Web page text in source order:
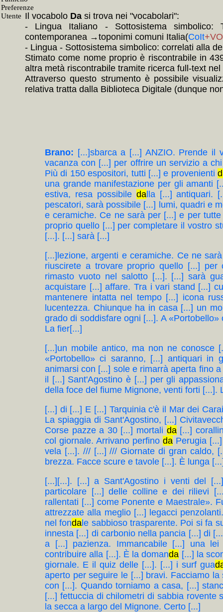
Il vocabolo Da si trova nei "vocabolari":
- Lingua Italiano - Sottosistema simbolico:
contemporanea →toponimi comuni Italia(CoIt
- Lingua - Sottosistema simbolico: correlati alla
Stimato come nome proprio è riscontrabile in
altra metà riscontrabile tramite ricerca full-text
Attraverso questo strumento è possibile
relativa tratta dalla Biblioteca Digitale (dunque
Brano: [...]sbarca a [...] ANZIO. Prende il
vacanza con [...] per offrire un servizio a
Più di 150 espositori, tutti [...] e provenienti
una grande manifestazione per gli amanti
estiva, resa possibile dalla [...] antiquari.
pescatori, sarà possibile [...] lumi, quadri e
e ceramiche. Ce ne sarà per [...] e per
proprio quello [...] per completare il vostro
[...]. [...] sarà [...]
[...]lezione, argenti e ceramiche. Ce ne
riuscirete a trovare proprio quello [...]
rimasto vuoto nel salotto [...]. [...] sarà
acquistare [...] affare. Tra i vari stand [...]
mantenere intatta nel tempo [...] icona
lucentezza. Chiunque ha in casa [...] un
grado di soddisfare ogni [...]. A
La fier[...]
[...]un mobile antico, ma non ne conosce
«Portobello» ci saranno, [...] antiquari
animarsi con [...] sole e rimarrà aperta fino a
il [...] Sant'Agostino è [...] per gli
della foce del fiume Mignone, venti forti [...].
[...] di [...] E [...] Tarquinia c'è il Mar dei
La spiaggia di Sant'Agostino, [...]
Corse pazze a 30 [...] mortali da[...]
col giornale. Arrivano perfino da Perugia
vela [...]. /// [...] /// Giornate di gran caldo,
brezza. Facce scure e tavole [...]. È lunga
[...][...]. [...] a Sant'Agostino i venti del
particolare [...] delle colline e dei rilievi
rallentati [...] come Ponente e Maestrale».
attrezzate alla meglio [...] legacci
nel fonda le sabbioso trasparente. Poi si fa
innesta [...] di carbonio nella pancia [...] di
a [...] pazienza. Immancabile [...] una
contribuire alla [...]. È la domanda [...] la
giornale. E il quiz delle [...]. [...] i surf gua
aperto per seguire le [...] bravi. Facciamo
con [...]. Quando torniamo a casa, [...]
[...] fettuccia di chilometri di sabbia rovente
la secca a largo del Mignone. Certo [...]